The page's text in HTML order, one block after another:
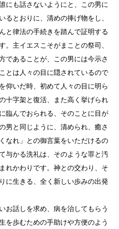
にも話さないようにと、この男に
るとおりに、清めの捧げ物をし、
と律法の手続きを踏んで証明する
。主イエスこそがまことの祭司、
であることが、この男には今示さ
とは人々の目に隠されているので
仰いだ時、初めて人々の目に明ら
十字架と復活、また高く挙げられ
臨んでおられる、そのことに目が
男と同じように、清められ、癒さ
なれ」との御言葉をいただけるの
与かる洗礼は、そのような罪と汚
れかわりです。神との交わり、そ
に生きる、全く新しい歩みの出発
お話しを求め、病を治してもらう
を歩むための手助けや方便のよう